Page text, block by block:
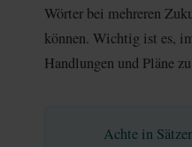
Wörter bei mehreren
können. Wichtig ist es,
Handlungen und Pläne
Achte in